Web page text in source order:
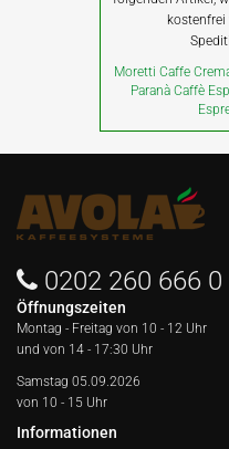
kostenfrei
Moretti Caffe
Paranà Caffè
0202 260 666 0
Öffnungszeiten
Montag - Freitag von 10 - 12 Uhr
und von 14 - 17:30 Uhr
Samstag 05.09.2026
von 10 - 15 Uhr
Informationen